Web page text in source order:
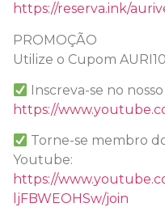
https://reserva.ink/
PROMOÇÃO
Utilize o Cupom
Inscreva-se no
https://
Torne-se membro
Youtube:
https://
ljFBWEOHSw/join